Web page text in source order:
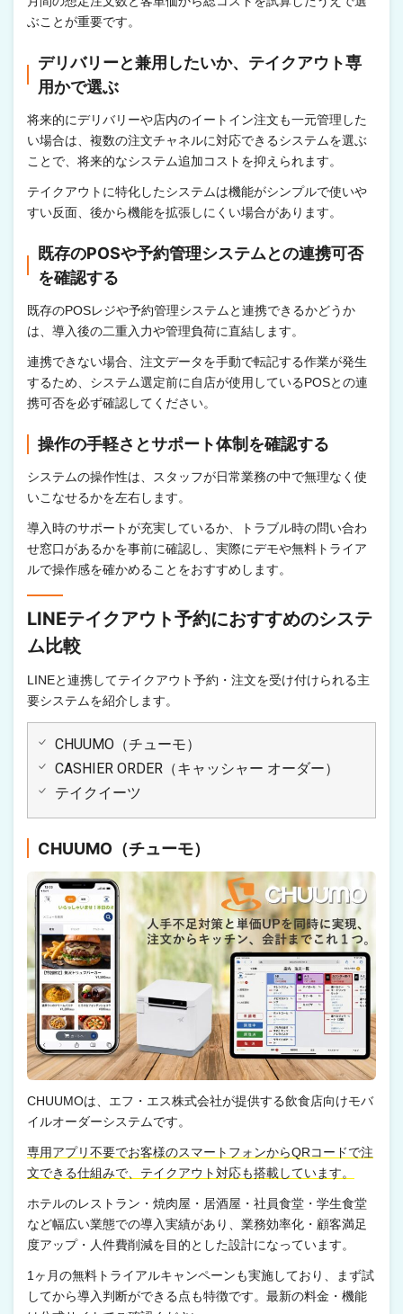
ぶことが重要です。
デリバリーと兼用したいか、テイクアウト専
用かで選ぶ
将来的にデリバリーや店内のイートイン注文も一元管理した
い場合は、複数の注文チャネルに対応できるシステムを選ぶ
ことで、将来的なシステム追加コストを抑えられます。
テイクアウトに特化したシステムは機能がシンプルで使いや
すい反面、後から機能を拡張しにくい場合があります。
既存のPOSや予約管理システムとの連携可否
を確認する
既存のPOSレジや予約管理システムと連携できるかどうか
は、導入後の二重入力や管理負荷に直結します。
連携できない場合、注文データを手動で転記する作業が発生
するため、システム選定前に自店が使用しているPOSとの連
携可否を必ず確認してください。
操作の手軽さとサポート体制を確認する
システムの操作性は、スタッフが日常業務の中で無理なく使
いこなせるかを左右します。
導入時のサポートが充実しているか、トラブル時の問い合わ
せ窓口があるかを事前に確認し、実際にデモや無料トライア
ルで操作感を確かめることをおすすめします。
LINEテイクアウト予約におすすめのシステ
ム比較
LINEと連携してテイクアウト予約・注文を受け付けられる主
要システムを紹介します。
CHUUMO（チューモ）
CASHIER ORDER（キャッシャー オーダー）
テイクイーツ
CHUUMO（チューモ）
CHUUMOは、エフ・エス株式会社が提供する飲食店向けモバ
イルオーダーシステムです。
専用アプリ不要でお客様のスマートフォンからQRコードで注
文できる仕組みで、テイクアウト対応も搭載しています。
ホテルのレストラン・焼肉屋・居酒屋・社員食堂・学生食堂
など幅広い業態での導入実績があり、業務効率化・顧客満足
度アップ・人件費削減を目的とした設計になっています。
1ヶ月の無料トライアルキャンペーンも実施しており、まず試
してから導入判断ができる点も特徴です。最新の料金・機能